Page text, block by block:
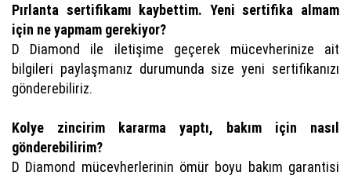
Pırlanta sertifikamı kaybettim. Yeni sertifika almam
için ne yapmam gerekiyor?
D Diamond ile iletişime geçerek mücevherinize ait
bilgileri paylaşmanız durumunda size yeni sertifikanızı
gönderebiliriz.
Kolye zincirim kararma yaptı, bakım için nasıl
gönderebilirim?
D Diamond mücevherlerinin ömür boyu bakım garantisi